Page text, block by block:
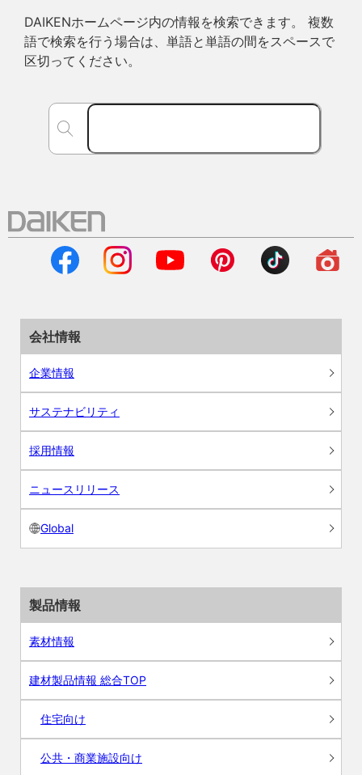
DAIKENホームページ内の情報を検索できます。 複数
語で検索を行う場合は、単語と単語の間をスペースで
区切ってください。
会社情報
企業情報
サステナビリティ
採用情報
ニュースリリース
Global
製品情報
素材情報
建材製品情報 総合TOP
住宅向け
公共・商業施設向け